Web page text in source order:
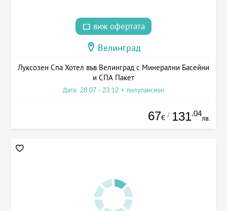
виж офертата
Велинград
Луксозен Спа Хотел във Велинград с Минерални Басейни
и СПА Пакет
Дата: 28.07 - 23.12 + полупансион
67€ / 131.04
лв.